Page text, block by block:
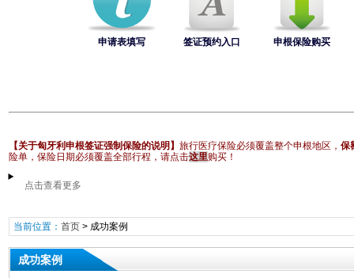
申请表填写 签证预约入口 申根保险购买
【关于匈牙利申根签证强制保险的说明】 旅行医疗保险必须覆盖整个申根地区， 保
险单，保险日期必须覆盖全部行程 ，请点击这里购买！
点击查看更多
当前位置： 首页> 成功案例
成功案例